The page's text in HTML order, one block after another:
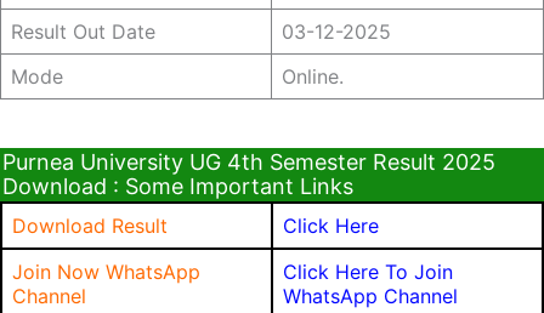
Result Out Date
03-12-2025
Mode
Online.
Purnea University UG 4th Semester Result 2025
Download : Some Important Links
Download Result
Click Here
Join Now WhatsApp
Channel
Click Here To Join
WhatsApp Channel